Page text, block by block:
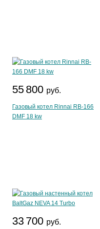
55 800 руб.
Газовый котел Rinnai RB-166
DMF 18 kw
33 700 руб.